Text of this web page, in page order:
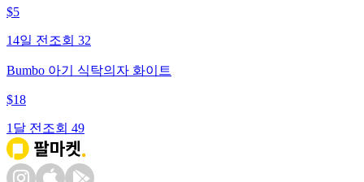
$5
14일 전 조회 32
Bumbo 아기 식탁의자 화이트
$18
1달 전 조회 49